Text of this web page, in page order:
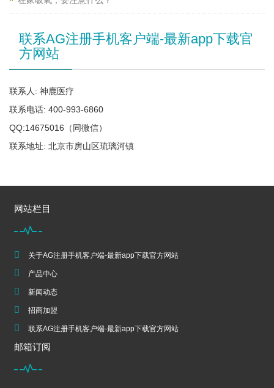
联系AG注册手机客户端-最新app下载官
方网站
联系人: 神鹿医疗
联系电话: 400-993-6860
QQ:14675016（同微信）
联系地址: 北京市房山区琉璃河镇
网站栏目
关于AG注册手机客户端-最新app下载官方网站
产品中心
新闻动态
招商加盟
联系AG注册手机客户端-最新app下载官方网站
邮箱订阅